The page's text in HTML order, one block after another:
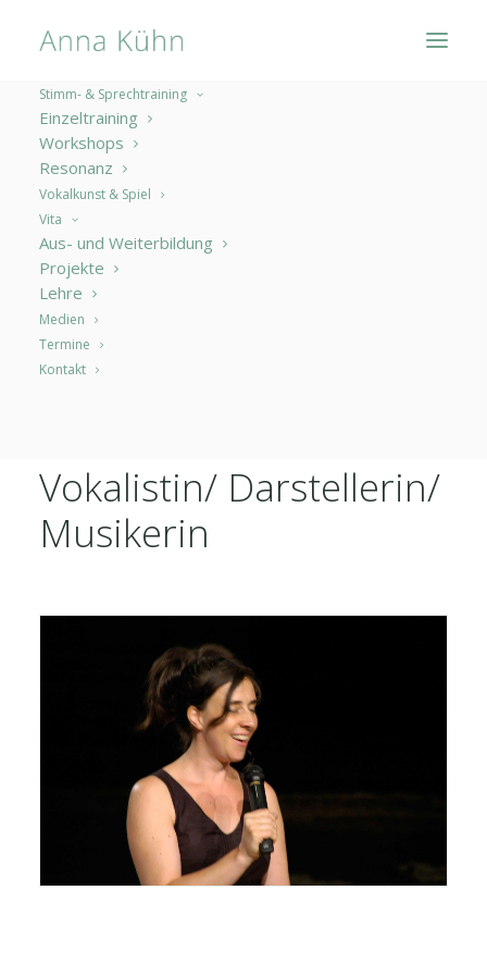
Stimm- & Sprechtraining
Einzeltraining
Workshops
Resonanz
Vokalkunst & Spiel
Vita
Aus- und Weiterbildung
Projekte
Lehre
Medien
Termine
Kontakt
Vokalistin/ Darstellerin/
Musikerin